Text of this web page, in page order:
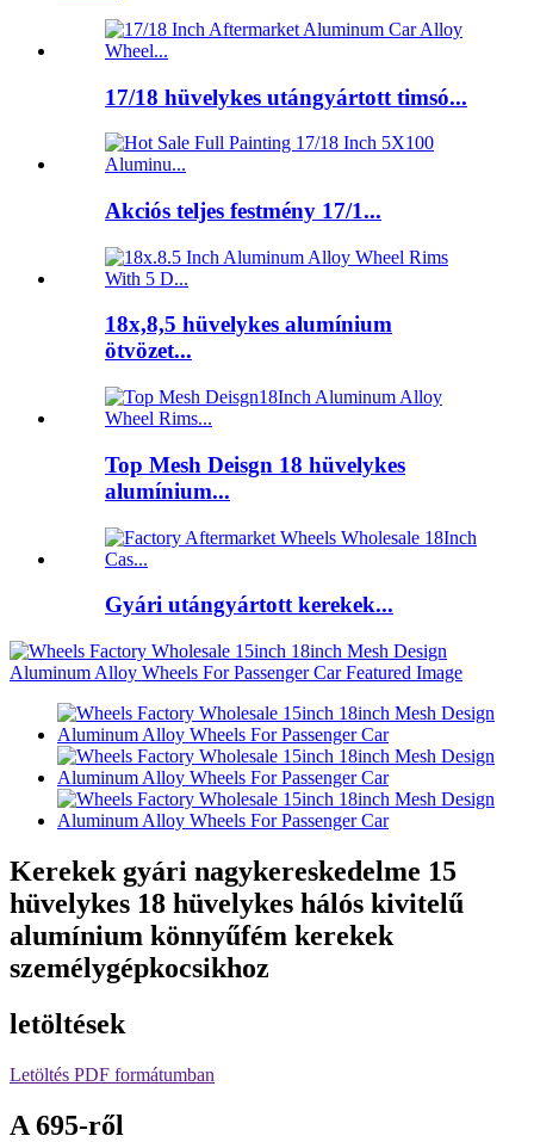
17/18 hüvelykes utángyártott timsó...
Akciós teljes festmény 17/1...
18x,8,5 hüvelykes alumínium
ötvözet...
Top Mesh Deisgn 18 hüvelykes
alumínium...
Gyári utángyártott kerekek...
Kerekek gyári nagykereskedelme 15
hüvelykes 18 hüvelykes hálós kivitelű
alumínium könnyűfém kerekek
személygépkocsikhoz
letöltések
Letöltés PDF formátumban
A 695-ről